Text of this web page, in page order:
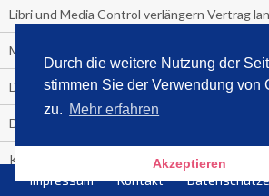
Durch die weitere Nutzung der
stimmen Sie der Verwendung von
zu. Mehr erfahren
Akzeptieren
Libri und Media Control verlängern Vertrag
Medienquiz:
Deutschlands Jahrescharts 2018
Die TV-Quotenkönige 2018
KNV und Media Control verlängern vorzeitig
Impressum Kontakt